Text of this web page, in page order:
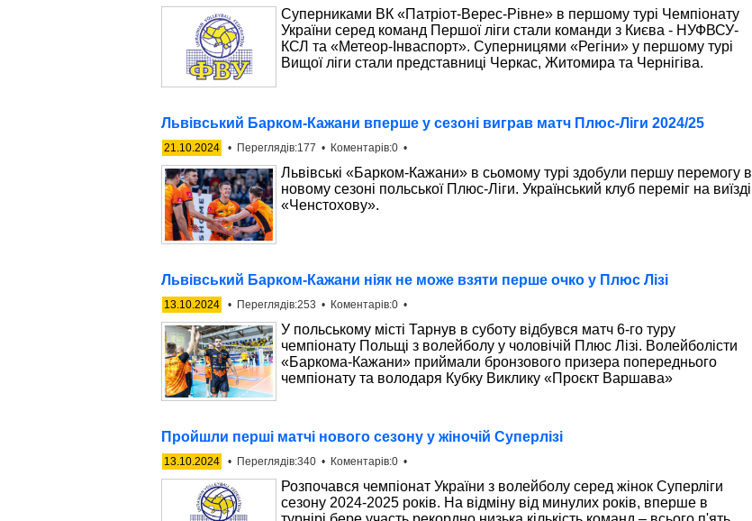
Суперниками ВК «Патріот-Верес-Рівне» в першому турі Чемпіонату
України серед команд Першої ліги стали команди з Києва - НУФВСУ-
КСЛ та «Метеор-Інваспорт». Суперницями «Регіни» у першому турі
Вищої ліги стали представниці Черкас, Житомира та Чернігіва.
Львівський Барком-Кажани вперше у сезоні виграв матч Плюс-Ліги 2024/25
21.10.2024 • Переглядів:177 • Коментарів:0 •
Львівські «Барком-Кажани» в сьомому турі здобули першу перемогу в
новому сезоні польської Плюс-Ліги. Український клуб переміг на виїзді
«Ченстохову».
Львівський Барком-Кажани ніяк не може взяти перше очко у Плюс Лізі
13.10.2024 • Переглядів:253 • Коментарів:0 •
У польському місті Тарнув в суботу відбувся матч 6-го туру
чемпіонату Польщі з волейболу у чоловічій Плюс Лізі. Волейболісти
«Баркома-Кажани» приймали бронзового призера попереднього
чемпіонату та володаря Кубку Виклику «Проєкт Варшава»
Пройшли перші матчі нового сезону у жіночій Суперлізі
13.10.2024 • Переглядів:340 • Коментарів:0 •
Розпочався чемпіонат України з волейболу серед жінок Суперліги
сезону 2024-2025 років. На відміну від минулих років, вперше в